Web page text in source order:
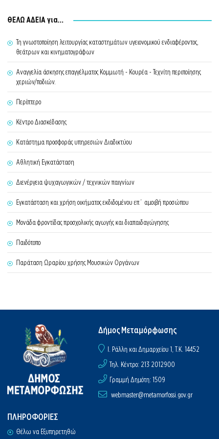
ΘΕΛΩ ΑΔΕΙΑ για...
Τη γνωστοποίηση λειτουργίας καταστημάτων υγειονομικού ενδιαφέροντος,
θεάτρων και κινηματογράφων
Αναγγελία άσκησης επαγγέλματος Κομμωτή - Κουρέα - Τεχνίτη περιποίησης
χεριών/ποδιών.
Περίπτερο
Κέντρο Διασκέδασης
Κατάστημα προσφοράς υπηρεσιών Διαδικτύου
Αθλητική Εγκατάσταση
Διενέργεια ψυχαγωγικών / τεχνικών παιγνίων
Εγκατάσταση και χρήση οικήματος εκδιδομένου επ΄ αμοιβή προσώπου
Μονάδα φροντίδας προσχολικής αγωγής και διαπαιδαγώγησης
Παιδότοπο
Παράταση Ωραρίου χρήσης Μουσικών Οργάνων
Δήμος Μεταμόρφωσης
I. Ράλλη και Δημαρχείου 1, Τ.Κ. 14452
Τηλ. Κέντρο: 213 2012900
Γραμμή Δημότη: 1509
webmaster@metamorfossi.gov.gr
ΠΛΗΡΟΦΟΡΙΕΣ
Θέλω να Εξυπηρετηθώ